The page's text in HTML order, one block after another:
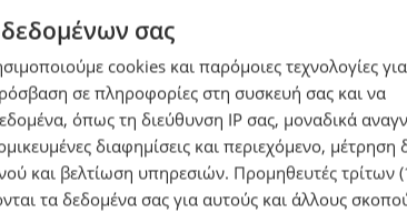
σας
cookies και παρόμοιες τεχνολογίες
σε πληροφορίες στη συσκευή σας και να
όπως τη διεύθυνση IP σας, μοναδικά
διαφημίσεις και περιεχόμενο,
και βελτίωση υπηρεσιών. Προμηθευτές τρίτων
τα δεδομένα σας για αυτούς και άλλους